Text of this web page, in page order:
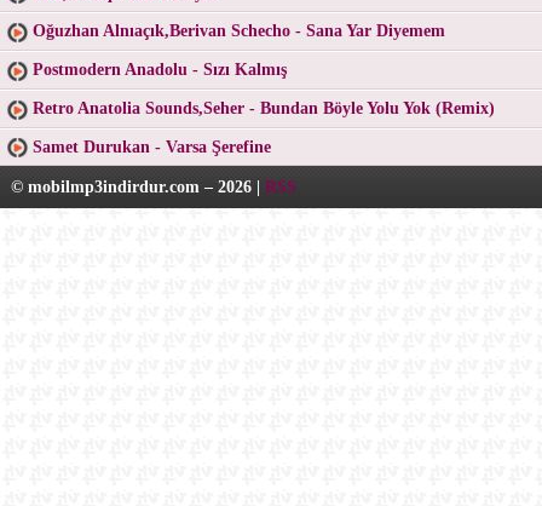
Oğuzhan Alnıaçık,Berivan Schecho - Sana Yar Diyemem
Postmodern Anadolu - Sızı Kalmış
Retro Anatolia Sounds,Seher - Bundan Böyle Yolu Yok (Remix)
Samet Durukan - Varsa Şerefine
© mobilmp3indirdur.com – 2026 | RSS